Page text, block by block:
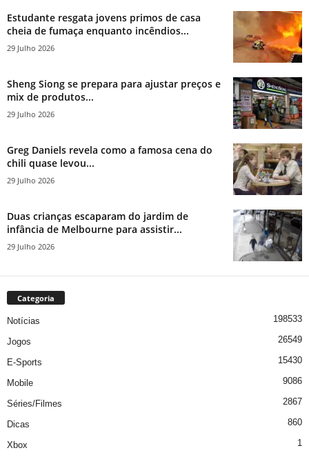
Estudante resgata jovens primos de casa
cheia de fumaça enquanto incêndios...
29 Julho 2026
Sheng Siong se prepara para ajustar preços e
mix de produtos...
29 Julho 2026
Greg Daniels revela como a famosa cena do
chili quase levou...
29 Julho 2026
Duas crianças escaparam do jardim de
infância de Melbourne para assistir...
29 Julho 2026
Categoria
Notícias 198533
Jogos 26549
E-Sports 15430
Mobile 9086
Séries/Filmes 2867
Dicas 860
Xbox 1